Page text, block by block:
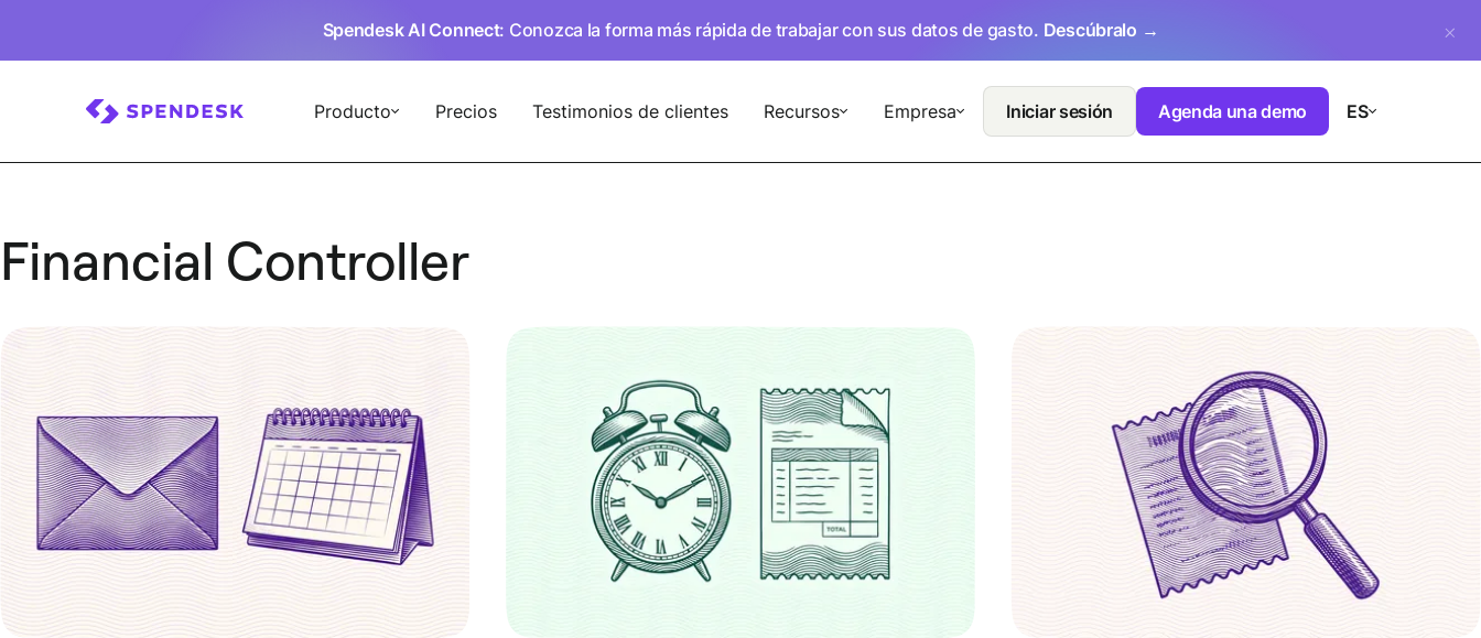
Spendesk AI Connect: Conozca la forma más rápida de trabajar con sus datos de gasto. Descúbralo →
Producto Precios Testimonios de clientes Recursos Empresa Iniciar sesión Agenda una demo ES
Financial Controller